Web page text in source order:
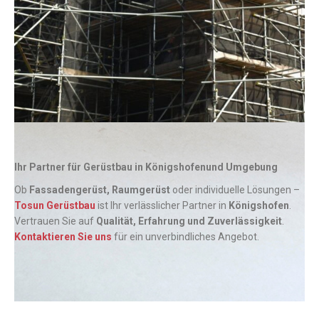
Ihr Partner für Gerüstbau in Königshofenund Umgebung
Ob Fassadengerüst, Raumgerüst oder individuelle Lösungen –
Tosun Gerüstbau ist Ihr verlässlicher Partner in Königshofen
Vertrauen Sie auf Qualität, Erfahrung und Zuverlässigkeit
Kontaktieren Sie uns für ein unverbindliches Angebot.